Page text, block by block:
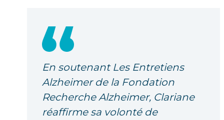
En soutenant Les Entretiens
Alzheimer de la Fondation
Recherche Alzheimer, Clariane
réaffirme sa volonté de